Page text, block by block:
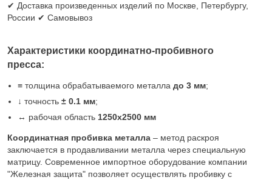
✔ Доставка произведенных изделий по Москве, Петербургу,
России ✔ Самовывоз
Характеристики координатно-пробивного
пресса:
≡ толщина обрабатываемого металла до 3 мм;
↓ точность ± 0.1 мм;
↔ рабочая область 1250х2500 мм
Координатная пробивка металла – метод раскроя
заключается в продавливании металла через специальную
матрицу. Современное импортное оборудование компании
"Железная защита" позволяет осуществлять пробивку с